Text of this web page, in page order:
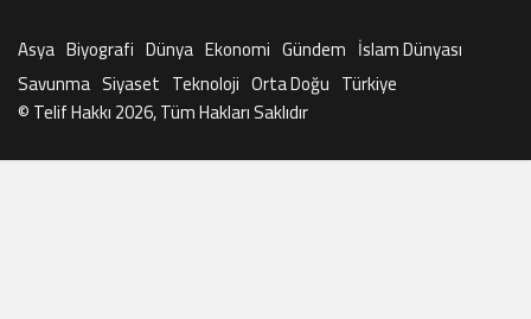
Asya Biyografi Dünya Ekonomi Gündem İslam Dünyası
Savunma Siyaset Teknoloji Orta Doğu Türkiye
© Telif Hakkı 2026, Tüm Hakları Saklıdır